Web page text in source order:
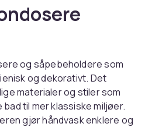
og såpebeholdere som
og dekorativt. Det
materialer og stiler som
til mer klassiske miljøer.
gjør håndvask enklere og